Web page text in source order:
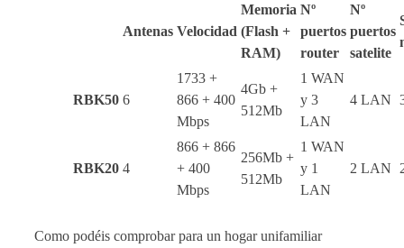
Antenas Velocidad
Memoria
(Flash +
RAM)
Nº
puertos
router
Nº
puertos
satelite
RBK50 6
1733 +
866 + 400
Mbps
4Gb +
512Mb
1 WAN
y 3
LAN
4 LAN
RBK20 4
866 + 866
+ 400
Mbps
256Mb +
512Mb
1 WAN
y 1
LAN
2 LAN
Como podéis comprobar para un hogar unifamiliar